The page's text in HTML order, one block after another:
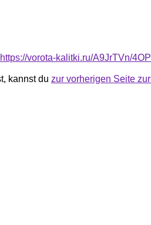
https://vorota-kalitki.ru/A9JrTVn/
kannst du zur vorherigen Seite